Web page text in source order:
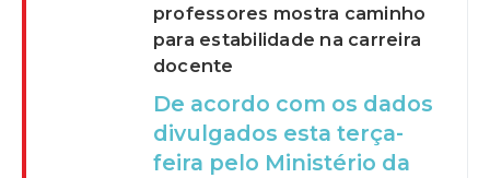
professores mostra caminho
para estabilidade na carreira
docente
De acordo com os dados
divulgados esta terça-
feira pelo Ministério da